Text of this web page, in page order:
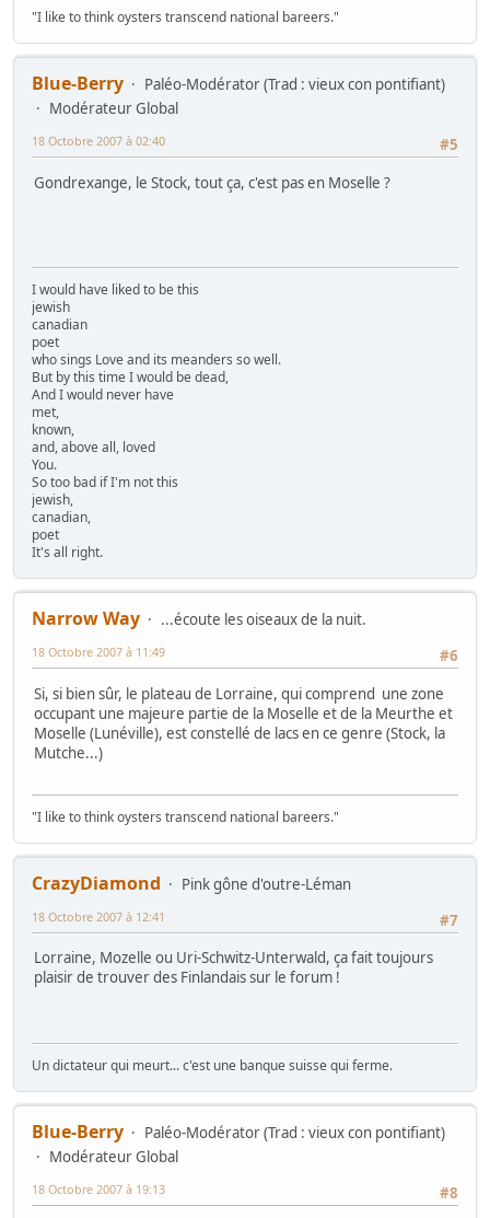
"I like to think oysters transcend national bareers."
Blue-Berry
Paléo-Modérator (Trad : vieux con pontifiant)
Modérateur Global
#5
18 Octobre 2007 à 02:40
Gondrexange, le Stock, tout ça, c'est pas en Moselle ?
I would have liked to be this
jewish
canadian
poet
who sings Love and its meanders so well.
But by this time I would be dead,
And I would never have
met,
known,
and, above all, loved
You.
So too bad if I'm not this
jewish,
canadian,
poet
It's all right.
Narrow Way
...écoute les oiseaux de la nuit.
#6
18 Octobre 2007 à 11:49
Si, si bien sûr, le plateau de Lorraine, qui comprend une zone
occupant une majeure partie de la Moselle et de la Meurthe et
Moselle (Lunéville), est constellé de lacs en ce genre (Stock, la
Mutche...)
"I like to think oysters transcend national bareers."
CrazyDiamond
Pink gône d'outre-Léman
#7
18 Octobre 2007 à 12:41
Lorraine, Mozelle ou Uri-Schwitz-Unterwald, ça fait toujours
plaisir de trouver des Finlandais sur le forum !
Un dictateur qui meurt... c'est une banque suisse qui ferme.
Blue-Berry
Paléo-Modérator (Trad : vieux con pontifiant)
Modérateur Global
#8
18 Octobre 2007 à 19:13